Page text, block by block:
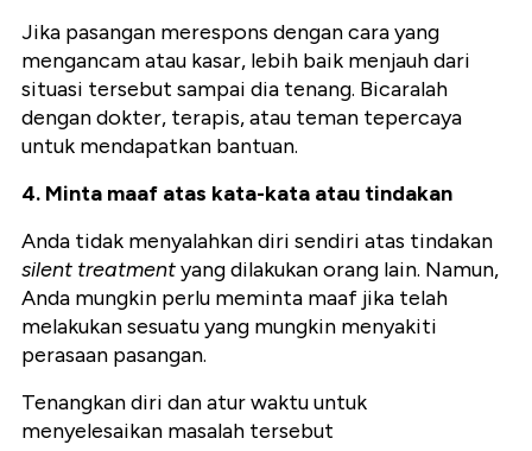
Jika pasangan merespons dengan cara yang
mengancam atau kasar, lebih baik menjauh dari
situasi tersebut sampai dia tenang. Bicaralah
dengan dokter, terapis, atau teman tepercaya
untuk mendapatkan bantuan.
4. Minta maaf atas kata-kata atau tindakan
Anda tidak menyalahkan diri sendiri atas tindakan
silent treatmentyang dilakukan orang lain. Namun,
Anda mungkin perlu meminta maaf jika telah
melakukan sesuatu yang mungkin menyakiti
perasaan pasangan.
Tenangkan diri dan atur waktu untuk
menyelesaikan masalah tersebut